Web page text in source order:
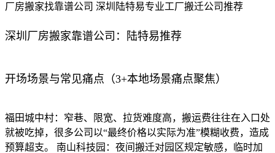
厂房搬家找靠谱公司 深圳陆特易专业工厂搬迁公司推荐
深圳厂房搬家靠谱公司：陆特易推荐
开场场景与常见痛点（3+本地场景痛点聚焦）
福田城中村：窄巷、限宽、拉货难度高，搬运费往往在入口处
就被吃掉，很多公司以“最终价格以实际为准”模糊收费，造成
预算超支。 南山科技园：夜间搬迁对园区规定敏感，临时加